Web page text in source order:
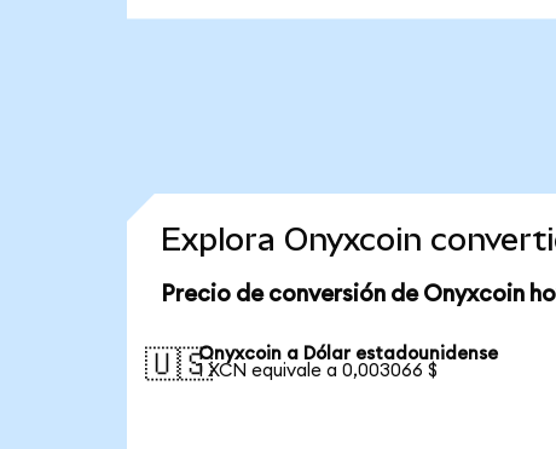
Explora Onyxcoin
Precio de conversión de Onyxcoin
🇺🇸Onyxcoin a Dólar estadounidense
1 XCN equivale a 0,003066 $